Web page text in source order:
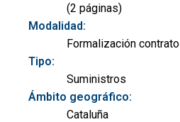
(2 páginas)
Modalidad:
Formalización contrato
Tipo:
Suministros
Ámbito geográfico:
Cataluña